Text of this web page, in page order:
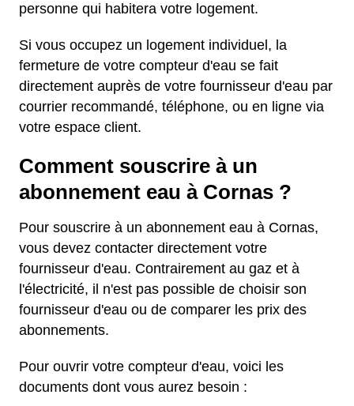
personne qui habitera votre logement.
Si vous occupez un logement individuel, la
fermeture de votre compteur d'eau se fait
directement auprès de votre fournisseur d'eau par
courrier recommandé, téléphone, ou en ligne via
votre espace client.
Comment souscrire à un
abonnement eau à Cornas ?
Pour souscrire à un abonnement eau à Cornas,
vous devez contacter directement votre
fournisseur d'eau. Contrairement au gaz et à
l'électricité, il n'est pas possible de choisir son
fournisseur d'eau ou de comparer les prix des
abonnements.
Pour ouvrir votre compteur d'eau, voici les
documents dont vous aurez besoin :